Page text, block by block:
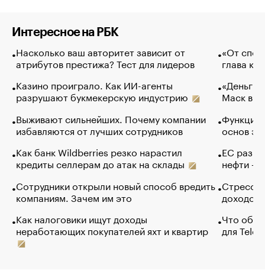
Интересное на РБК
Насколько ваш авторитет зависит от
атрибутов престижа? Тест для лидеров
Казино проиграло. Как ИИ-агенты
разрушают букмекерскую индустрию
Выживают сильнейших. Почему компании
избавляются от лучших сотрудников
Как банк Wildberries резко нарастил
кредиты селлерам до атак на склады
Сотрудники открыли новый способ вредить
компаниям. Зачем им это
Как налоговики ищут доходы
неработающих покупателей яхт и квартир
«От
глава
«Деньги
Маск в
Функции
основ
ЕС
нефти —
Стресс
доходов
Что
для